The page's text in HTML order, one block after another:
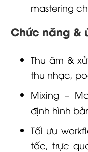
mastering
Chức năng &
Thu âm &
thu nhạc,
Mixing –
định hình
Tối ưu
tốc, trực